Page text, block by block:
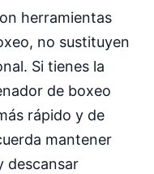
herramientas
no sustituyen
Si tienes la
de boxeo
rápido y de
mantener
descansar